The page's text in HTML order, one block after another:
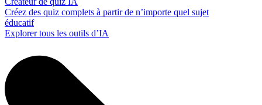
Créez des quiz complets à partir de n’importe quel sujet
éducatif
Explorer tous les outils d’IA